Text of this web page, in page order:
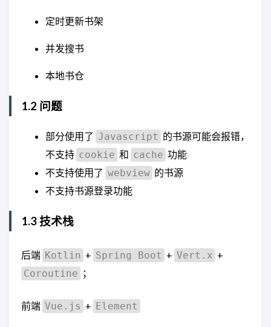
定时更新书架
并发搜书
本地书仓
1.2 问题
部分使用了 Javascript 的书源可能会报错，
不支持 cookie 和 cache 功能
不支持使用了 webview 的书源
不支持书源登录功能
1.3 技术栈
后端 Kotlin + Spring Boot + Vert.x +
Coroutine ；
前端 Vue.js + Element